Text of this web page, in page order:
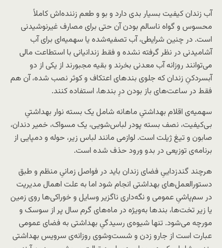
آب زندان کیفیت بسیار بدی دارد و بو و طعم زننده‌اش کاملاً
محسوس و گواه ناسالم بودن آن حتی برای مصارف غیرنوشیدنی
است. در چنین شرایطی، آب تصفیه‌شده یا سهمیه‌ای برای آب
آشامیدنی در نظر گرفته نشده و فقط زندانیانی با استطاعت مالی
می‌توانند روزانه آب معدنی بخرند و بقیه مجبورند از یکی از دو
آبسردکنِ زندان که جلوی بندهای اعتکاف و کوثر نصب شده، آن هم
فقط در ساعت‌های باز بودن درِ بندها، استفاده کنند.
سهمیه‌ی اقلام بهداشتیِ ماهانه شامل یک بسته نوار بهداشتیِ
بی‌کیفیت، نصف بسته پودر لباس‌شویی، یک مسواک، خمیر دندان،
صابون و تیغ ژیلت است. لوازمی مانند لباس زیر، حوله و دمپایی از
برنامه‌ی توزیعی در بدو ورود حذف شده است.
هرچند گندزداییِ فضای زندان باید در فواصل زمانیِ منظم و طبق
دستورالعمل‌های بهداشتی انجام شود اما به علت اهمال مدیریت
در سم‌پاشیِ عمومی و نگه‌داری ناگزیر وسایل و خوراکی‌ها روی زمین
یا زیر تخت‌ها، بندها به‌ویژه در ماه‌های گرم سال پر از سوسک و
مورچه می‌شود. تنها شیوه‌ی رسیدگیِ بهداشتی به فضای عمومی
عبارت است از جارو زدن و شست‌وشوی روزانه‌ی سرویس بهداشتی